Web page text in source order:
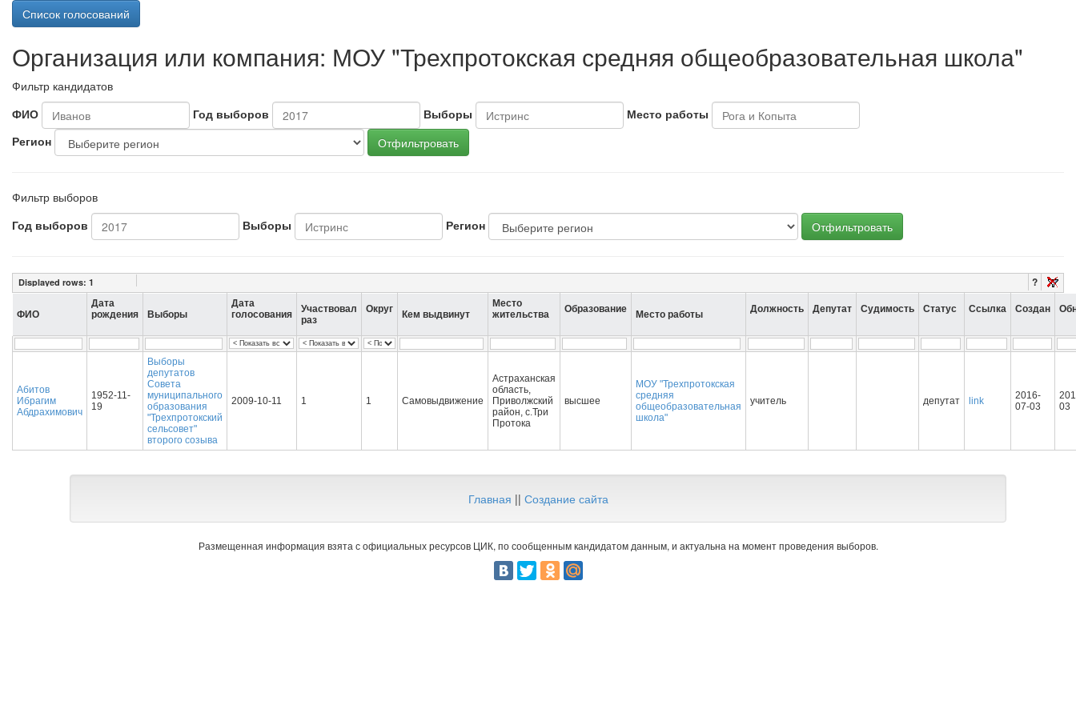
Список голосований
Организация или компания: МОУ "Трехпротокская средняя общеобразовательная школа"
Фильтр кандидатов
ФИО
Год выборов Выборы
Место работы
Регион
Отфильтровать
Фильтр выборов
Год выборов
Выборы Регион Отфильтровать
Displayed rows: 1 ?
ФИО
Дата
рождения
Выборы
Дата
голосования
Участвовал
раз
Округ Кем выдвинут
Место
жительства
Образование Место работы Должность Депутат Судимость Статус Ссылка Создан
Абитов
Ибрагим
Абдрахимович
1952-11-
19
Выборы
депутатов
Совета
муниципального
образования
"Трехпротокский
сельсовет"
второго созыва
2009-10-11 1 1 Самовыдвижение
Астраханская
область,
Приволжский
район, с.Три
Протока
высшее
МОУ "Трехпротокская
средняя
общеобразовательная
школа"
учитель депутат link
2016-
07-03
03
Главная || Создание сайта
Размещенная информация взята с официальных ресурсов ЦИК, по сообщенным кандидатом данным, и актуальна на момент проведения выборов.